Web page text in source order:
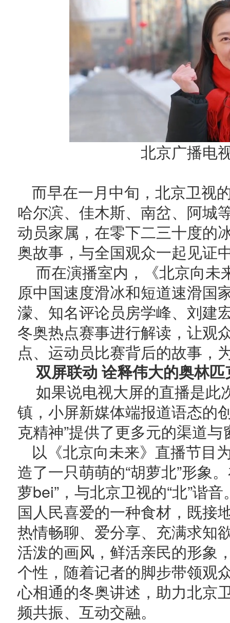
北京广播电
而早在一月中旬，北京卫视
哈尔滨、佳木斯、南岔、阿城
动员家属，在零下二三十度的
奥故事，与全国观众一起见证
而在演播室内，《北京向未
原中国速度滑冰和短道速滑国
濛、知名评论员房学峰、刘建
冬奥热点赛事进行解读，让观
点、运动员比赛背后的故事，
双屏联动 诠释伟大的奥林匹
如果说电视大屏的直播是此
镇，小屏新媒体端报道语态的
克精神”提供了更多元的渠道
以《北京向未来》直播节目
造了一只萌萌的“胡萝北”形象
萝bei”，与北京卫视的“北”谐
国人民喜爱的一种食材，既接
热情畅聊、爱分享、充满求知
活泼的画风，鲜活亲民的形象
个性，随着记者的脚步带领观
心相通的冬奥讲述，助力北京
频共振、互动交融。